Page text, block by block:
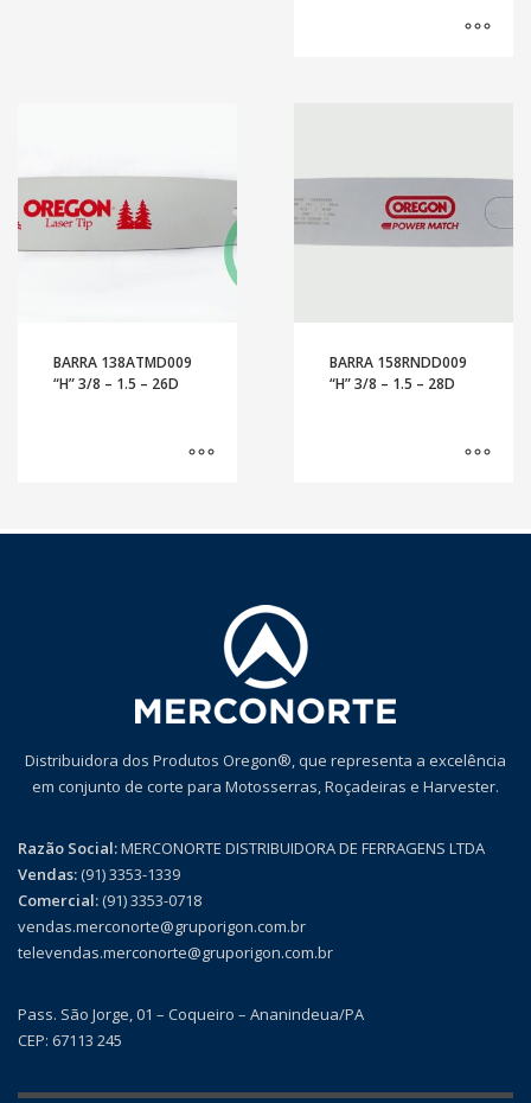
BARRA 138ATMD009
“H” 3/8 – 1.5 – 26D
BARRA 158RNDD009
“H” 3/8 – 1.5 – 28D
Distribuidora dos Produtos Oregon®, que representa a excelência
em conjunto de corte para Motosserras, Roçadeiras e Harvester.
Razão Social:MERCONORTE DISTRIBUIDORA DE FERRAGENS LTDA
Vendas:(91) 3353-1339
Comercial:(91) 3353-0718
vendas.merconorte@gruporigon.com.br
televendas.merconorte@gruporigon.com.br
Pass. São Jorge, 01 – Coqueiro – Ananindeua/PA
CEP: 67113 245